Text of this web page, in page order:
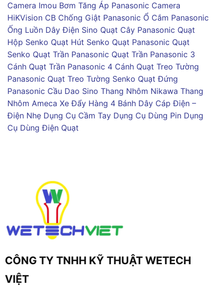
Camera Imou Bơm Tăng Áp Panasonic Camera
HiKVision CB Chống Giật Panasonic Ổ Cắm Panasonic
Ống Luồn Dây Điện Sino Quạt Cây Panasonic Quạt
Hộp Senko Quạt Hút Senko Quạt Panasonic Quạt
Senko Quạt Trần Panasonic Quạt Trần Panasonic 3
Cánh Quạt Trần Panasonic 4 Cánh Quạt Treo Tường
Panasonic Quạt Treo Tường Senko Quạt Đứng
Panasonic Cầu Dao Sino Thang Nhôm Nikawa Thang
Nhôm Ameca Xe Đẩy Hàng 4 Bánh Dây Cáp Điện –
Điện Nhẹ Dụng Cụ Cầm Tay Dụng Cụ Dùng Pin Dụng
Cụ Dùng Điện Quạt
CÔNG TY TNHH KỸ THUẬT WETECH
VIỆT